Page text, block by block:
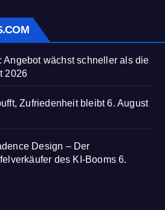
Angebot wächst schneller als die
2026
Zufriedenheit bleibt 6. August
Design – Der
des KI-Booms 6.